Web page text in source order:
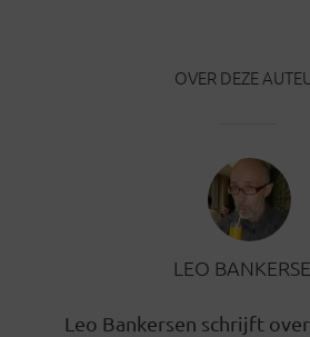
OVER DEZE
LEO
Leo Bankersen schrijft